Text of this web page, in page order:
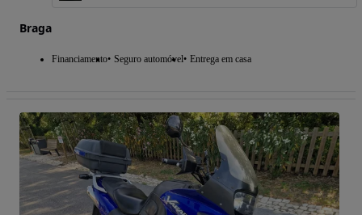
Braga
Financiamento Seguro automóvel Entrega em casa